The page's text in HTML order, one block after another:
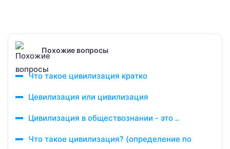
Похожие вопросы
Что такое цивилизация кратко
Цевилизация или цивилизация
Цивилизация в обществознании - это ..
Что такое цивилизация? (определение по